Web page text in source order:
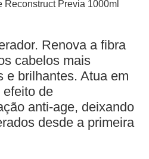
Reconstruct Previa 1000ml
Renova a fibra
cabelos mais
e brilhantes. Atua em
efeito de
anti-age, deixando
desde a primeira